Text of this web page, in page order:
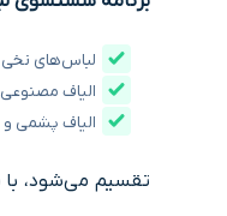
لباس‌های نخی و
الیاف مصنوعی و
الیاف پشمی و
تقسیم می‌شود، با